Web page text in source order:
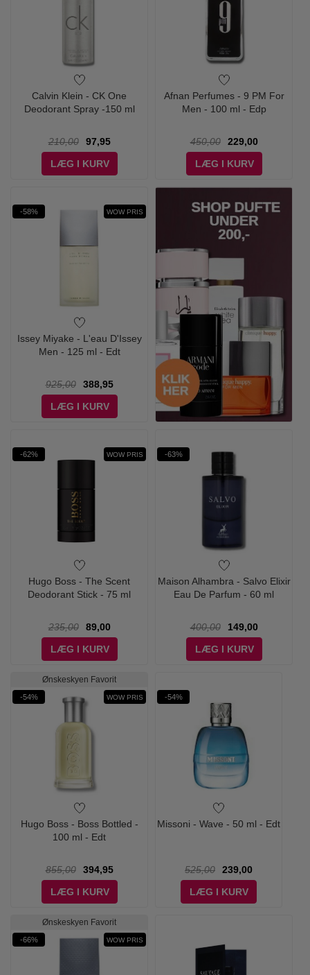
Calvin Klein - CK One
Deodorant Spray -150 ml
210,00
97,95
LÆG I KURV
Afnan Perfumes - 9 PM For
Men - 100 ml - Edp
450,00
229,00
LÆG I KURV
-58% WOW PRIS
Issey Miyake - L'eau D'Issey
Men - 125 ml - Edt
925,00
388,95
LÆG I KURV
-62% WOW PRIS
Hugo Boss - The Scent
Deodorant Stick - 75 ml
235,00
89,00
LÆG I KURV
-63%
Maison Alhambra - Salvo Elixir
Eau De Parfum - 60 ml
400,00
149,00
LÆG I KURV
Ønskeskyen Favorit
-54% WOW PRIS
Hugo Boss - Boss Bottled -
100 ml - Edt
855,00
394,95
LÆG I KURV
-54%
Missoni - Wave - 50 ml - Edt
525,00
239,00
LÆG I KURV
Ønskeskyen Favorit
-66% WOW PRIS